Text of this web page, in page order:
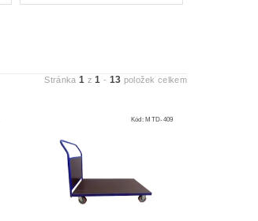
Stránka1 z1 - 13 položek celkem
Kód:MTD-409